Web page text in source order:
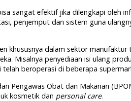
sangat efektif jika dilengkapi oleh
penjemput dan sistem guna
khususnya dalam sektor
Misalnya penyediaan isi ulang
telah beroperasi di beberapa
Pengawas Obat dan Makanan
kosmetik dan personal care.